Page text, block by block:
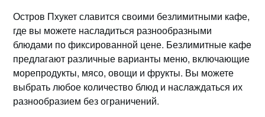
Остров Пхукет славится своими безлимитными кафе,
где вы можете наслaдиться разнообразными
блюдами по фиксированной цене.​ Безлимитные кафe
предлагают различные варианты меню, включающие
морепродукты, мясо, овощи и фрукты.​ Вы можете
выбрать любое количество блюд и наслaждаться их
разнообразием без ограничений.